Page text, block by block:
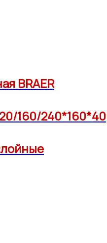
BRAER
160/240*160*40